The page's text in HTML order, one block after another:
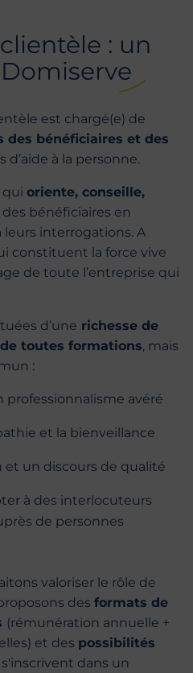
: un
est chargé(e) de
des bénéficiaires et des
d’aide à la personne.
qui oriente, conseille,
des bénéficiaires en
interrogations. A
constituent la force vive
de toute l’entreprise qui
d’une richesse de
toutes formations, mais
:
avéré
et la bienveillance
un discours de qualité
à des interlocuteurs
de personnes
valoriser le rôle de
des formats de
(rémunération annuelle +
et des possibilités
dans un